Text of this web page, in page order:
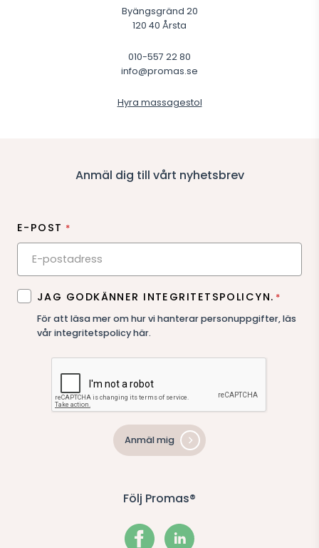
Byängsgränd 20
120 40 Årsta
010-557 22 80
info@promas.se
Hyra massagestol
Anmäl dig till vårt nyhetsbrev
E-POST *
Anmäl mig
SAMTYCKE *
JAG GODKÄNNER INTEGRITETSPOLICYN. *
För att läsa mer om hur vi hanterar personuppgifter,läs
vår integritetspolicy här.
Följ Promas®
Facebook